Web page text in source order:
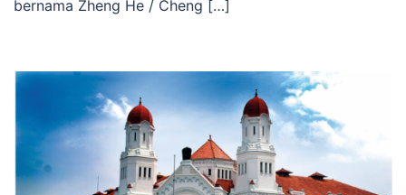
bernama Zheng He / Cheng […]